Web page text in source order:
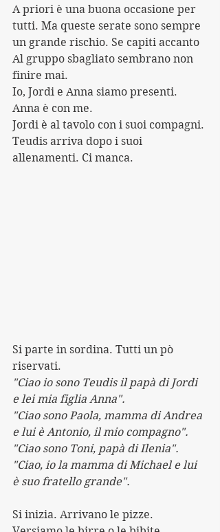
A priori è una buona occasione per
tutti. Ma queste serate sono sempre
un grande rischio. Se capiti accanto
Al gruppo sbagliato sembrano non
finire mai.
Io, Jordi e Anna siamo presenti.
Anna è con me.
Jordi è al tavolo con i suoi compagni.
Teudis arriva dopo i suoi
allenamenti. Ci manca.
Si parte in sordina. Tutti un pò
riservati.
"Ciao io sono Teudis il papà di Jordi
e lei mia figlia Anna".
"Ciao sono Paola, mamma di Andrea
e lui è Antonio, il mio compagno".
"Ciao sono Toni, papà di Ilenia".
"Ciao, io la mamma di Michael e lui
è suo fratello grande".
Si inizia. Arrivano le pizze.